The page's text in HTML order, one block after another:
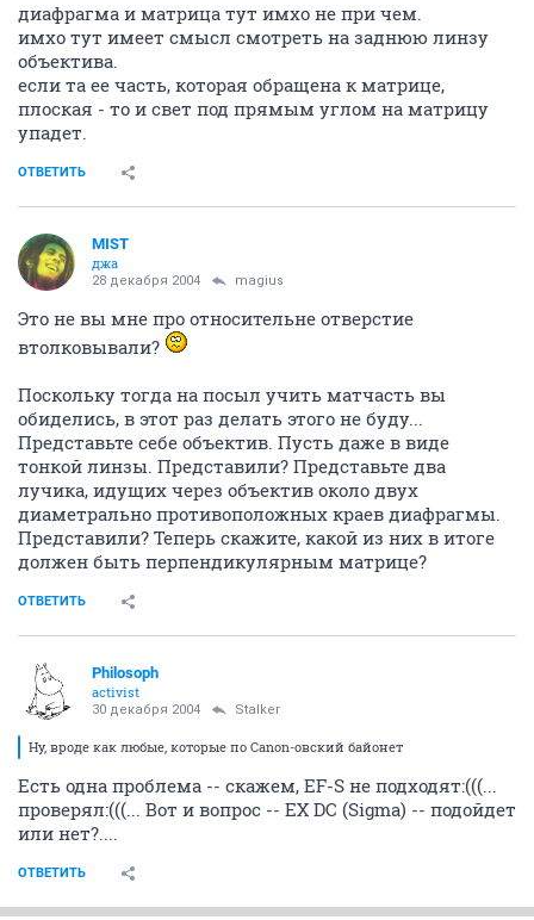
диафрагма и матрица тут имхо не при чем.
имхо тут имеет смысл смотреть на заднюю линзу
объектива.
если та ее часть, которая обращена к матрице,
плоская - то и свет под прямым углом на матрицу
упадет.
ОТВЕТИТЬ
MIST
джа
28 декабря 2004 magius
Это не вы мне про относительне отверстие
втолковывали?
Поскольку тогда на посыл учить матчасть вы
обиделись, в этот раз делать этого не буду...
Представьте себе объектив. Пусть даже в виде
тонкой линзы. Представили? Представьте два
лучика, идущих через объектив около двух
диаметрально противоположных краев диафрагмы.
Представили? Теперь скажите, какой из них в итоге
должен быть перпендикулярным матрице?
ОТВЕТИТЬ
Philosoph
activist
30 декабря 2004 Stalker
Ну, вроде как любые, которые по Canon-овский байонет
Есть одна проблема -- скажем, EF-S не подходят:(((...
проверял:(((... Вот и вопрос -- EX DC (Sigma) -- подойдет
или нет?....
ОТВЕТИТЬ